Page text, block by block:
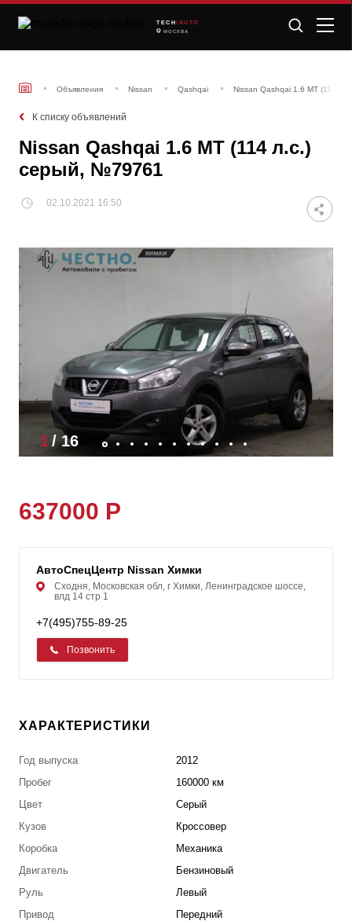
TECH /AUTO
МОСКВА
Объявления Nissan Qashqai Nissan Qashqai 1.6 MT (114
К списку объявлений
Nissan Qashqai 1.6 MT (114 л.с.)
серый, №79761
02.10.2021 16:50
1/16
637000 Р
АвтоСпецЦентр Nissan Химки
Сходня, Московская обл, г Химки, Ленинградское шоссе,
влд 14 стр 1
+7(495)755-89-25
Позвонить
ХАРАКТЕРИСТИКИ
Год выпуска
2012
Пробег
160000 км
Цвет
Серый
Кузов
Кроссовер
Коробка
Механика
Двигатель
Бензиновый
Руль
Левый
Привод
Передний